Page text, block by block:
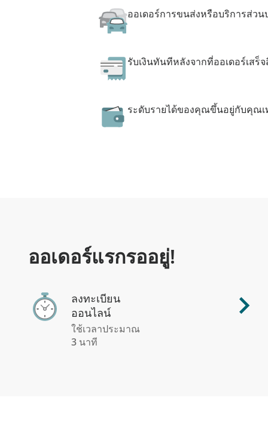
ออเดอร์การขนส่งหรือบริการส่ว
รับเงินทันทีหลังจากที่ออเดอร์เสร็
ระดับรายได้ของคุณขึ้นอยู่กับคุณ
ออเดอร์แรกรออยู่!
ลงทะเบียน
ออนไลน์
ใช้เวลาประมาณ
3 นาที